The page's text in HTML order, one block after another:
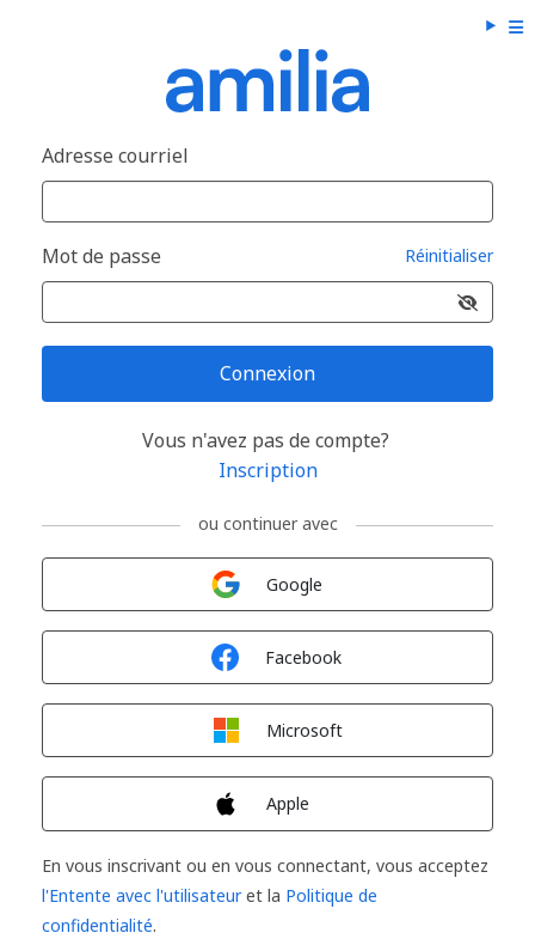
Adresse courriel
Mot de passe Réinitialiser
Connexion
Vous n'avez pas de compte?
Inscription
ou continuer avec
Google
Facebook
Microsoft
Apple
En vous inscrivant ou en vous connectant, vous acceptez
l'Entente avec l'utilisateuret la Politique de
confidentialité.